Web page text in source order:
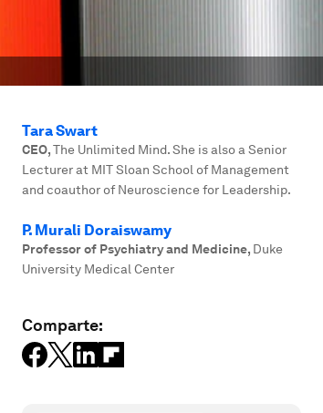
Tara Swart
CEO,The Unlimited Mind. She is also a Senior
Lecturer at MIT Sloan School of Management
and coauthor of Neuroscience for Leadership.
P. Murali Doraiswamy
Professor of Psychiatry and Medicine, Duke
University Medical Center
Comparte: